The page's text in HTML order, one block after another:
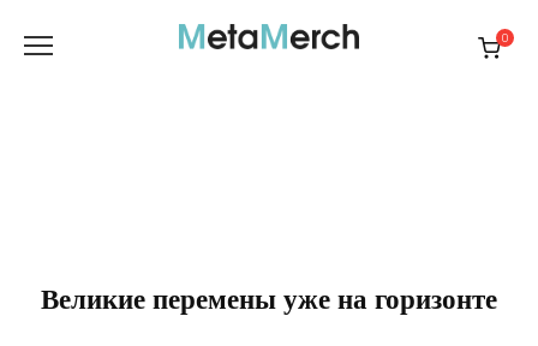
содержанию
0
Великие перемены уже на горизонте